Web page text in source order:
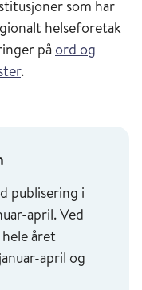
som har
helseforetak
påord og
.
publisering i
april. Ved
året
april og